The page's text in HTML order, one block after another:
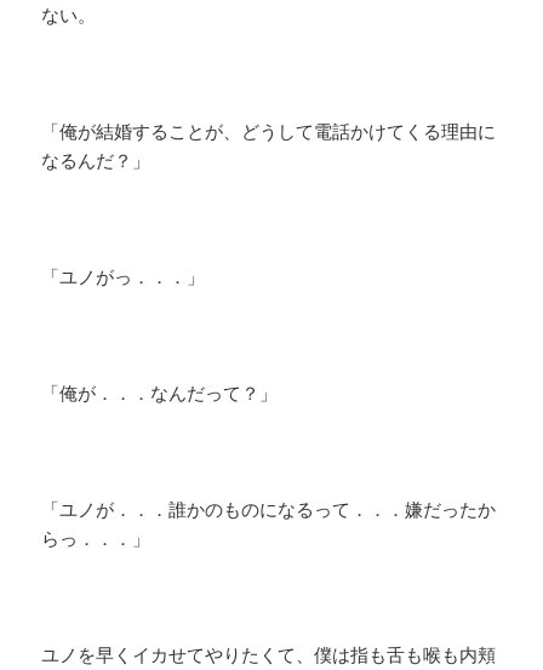
ない。
「俺が結婚することが、どうして電話かけてくる理由に
なるんだ？」
「ユノがっ．．．」
「俺が．．．なんだって？」
「ユノが．．．誰かのものになるって．．．嫌だったか
らっ．．．」
ユノを早くイカせてやりたくて、僕は指も舌も喉も内頬